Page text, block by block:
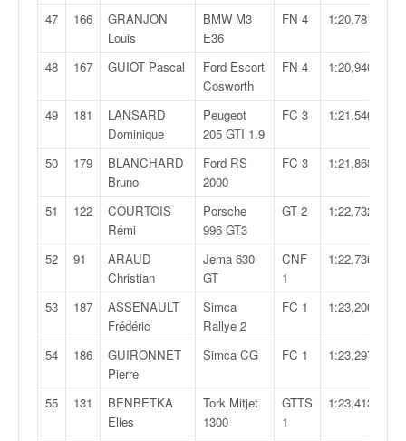
47 166
GRANJON
Louis
BMW M3
E36
FN 4 1:20,781
48 167 GUIOT Pascal
Ford Escort
Cosworth
FN 4 1:20,940
49 181
LANSARD
Dominique
Peugeot
205 GTI 1.9
FC 3 1:21,546
50 179
BLANCHARD
Bruno
Ford RS
2000
FC 3 1:21,868
51 122
COURTOIS
Rémi
Porsche
996 GT3
GT 2 1:22,732
52 91
ARAUD
Christian
Jema 630
GT
CNF
1
1:22,736
53 187
ASSENAULT
Frédéric
Simca
Rallye 2
FC 1 1:23,200
54 186
GUIRONNET
Pierre
Simca CG FC 1 1:23,297
55 131
BENBETKA
Elies
Tork Mitjet
1300
GTTS
1
1:23,413